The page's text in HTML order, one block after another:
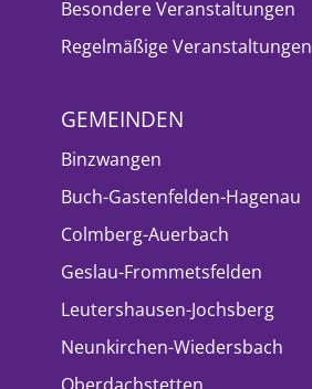
Besondere Veranstaltungen
Regelmäßige Veranstaltungen
GEMEINDEN
Binzwangen
Buch-Gastenfelden-Hagenau
Colmberg-Auerbach
Geslau-Frommetsfelden
Leutershausen-Jochsberg
Neunkirchen-Wiedersbach